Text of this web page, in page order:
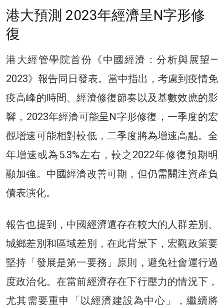
港大預測 2023年經濟呈N字形修
復
港大經管學院首份《中國經濟：分析與展望—
2023》報告同日發表。當中指出，考慮到疫情免
疫高峰的時間、經濟修復節奏以及基數效應的影
響，2023年經濟可能呈N字形修復，一季度的宏
觀增速可能相對較低，二季度將為增速高點。全
年增速或為5.3%左右，較之2022年修復預期明
顯加強。中國經濟改善可期，但仍需關注資產負
債表演化。
報告也提到，中國經濟還存在較大的人群差別、
城鄉差別和區域差別，在此背景下，宏觀政策要
堅持「發展是第一要務」原則，避免社會運行過
度政治化。在當前經濟存在下行壓力的情況下，
尤其需要重申「以經濟建設為中心」，繼續將